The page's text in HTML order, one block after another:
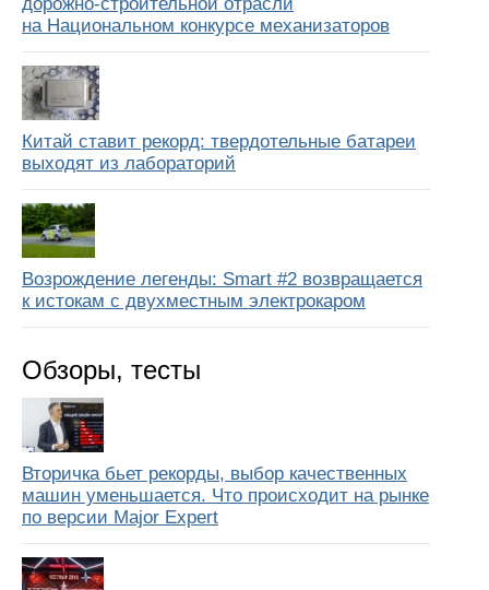
на Национальном конкурсе механизаторов
Китай ставит рекорд: твердотельные батареи
выходят из лабораторий
Возрождение легенды: Smart #2 возвращается
к истокам с двухместным электрокаром
Обзоры, тесты
Вторичка бьет рекорды, выбор качественных
машин уменьшается. Что происходит на рынке
по версии Major Expert